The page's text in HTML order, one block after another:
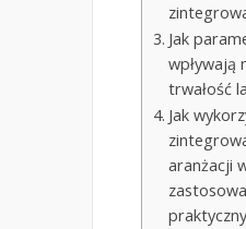
Jak
wpływają
trwałość
Jak
aranżacji